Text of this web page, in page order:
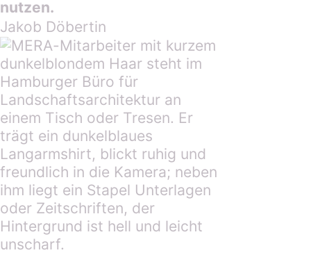
nutzen.
Jakob Döbertin